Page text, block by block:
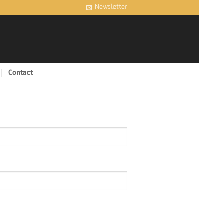
Newsletter
Contact